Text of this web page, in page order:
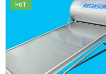
HOT